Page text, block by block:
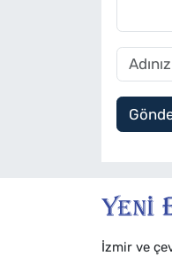
İzmir ve